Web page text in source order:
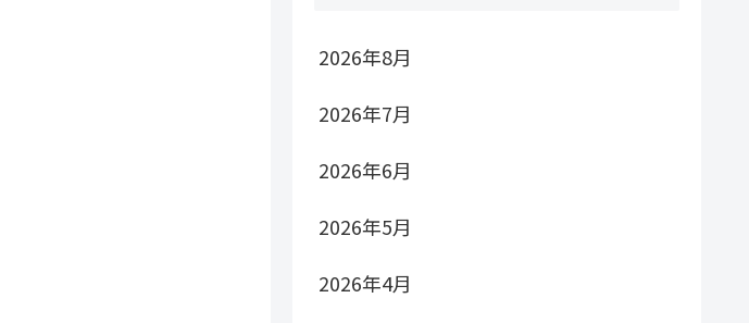
2026年8月
2026年7月
2026年6月
2026年5月
2026年4月